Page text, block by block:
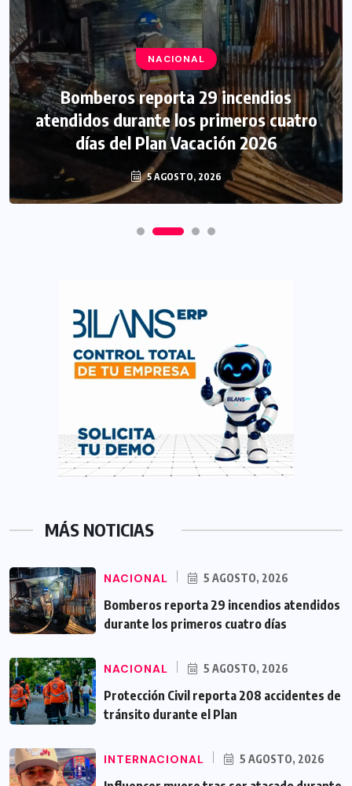
NACIONAL
Bomberos reporta 29 incendios
atendidos durante los primeros cuatro
días del Plan Vacación 2026
5 AGOSTO, 2026
MÁS NOTICIAS
NACIONAL 5 AGOSTO, 2026
Bomberos reporta 29 incendios atendidos
durante los primeros cuatro días
NACIONAL 5 AGOSTO, 2026
Protección Civil reporta 208 accidentes de
tránsito durante el Plan
INTERNACIONAL 5 AGOSTO, 2026